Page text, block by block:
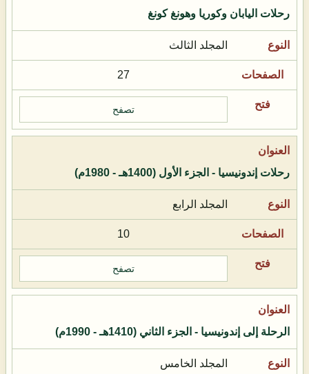
رحلات اليابان وكوريا وهونغ كونغ
المجلد الثالث
27
تصفح
رحلات إندونيسيا - الجزء الأول (1400هـ - 1980م)
المجلد الرابع
10
تصفح
الرحلة إلى إندونيسيا - الجزء الثاني (1410هـ - 1990م)
المجلد الخامس